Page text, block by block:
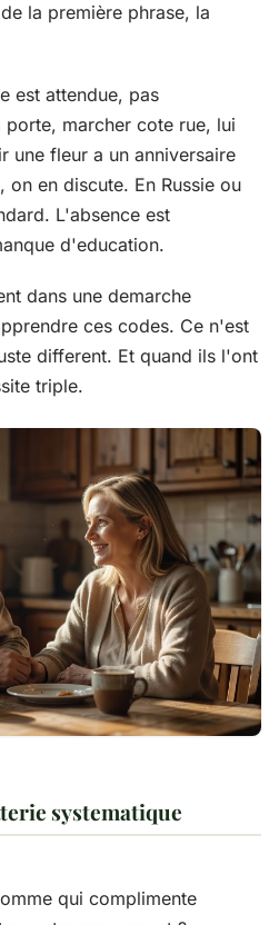
la première phrase, la
est attendue, pas
marcher cote rue, lui
une fleur a un anniversaire
on en discute. En Russie ou
L'absence est
d'education.
dans une demarche
ces codes. Ce n'est
different. Et quand ils l'ont
triple.
systematique
qui complimente